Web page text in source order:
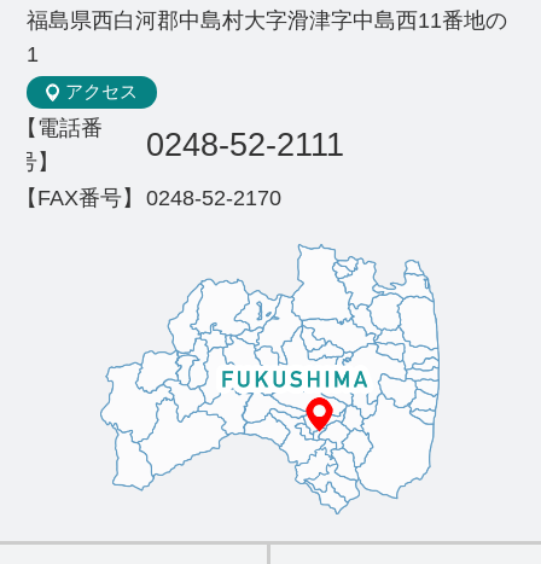
福島県西白河郡中島村大字滑津字中島西11番地の
1
アクセス
【電話番
号】
0248-52-2111
【FAX番号】 0248-52-2170